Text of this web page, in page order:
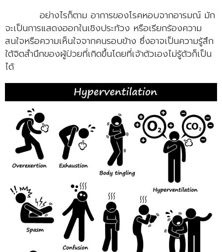
อย่างไรก็ตาม อาการของโรคหอบจากอารมณ์ มัก
จะเป็นการแสดงออกในเชิงประท้วง หรือเรียกร้องความ
สนใจหรือความเห็นใจจากคนรอบข้าง ซึ่งอาจเป็นความรู้สึก
ใต้จิตสำนึกของผู้ป่วยที่เกิดขึ้นโดยที่เจ้าตัวเองไม่รู้ตัวก็เป็น
ได้